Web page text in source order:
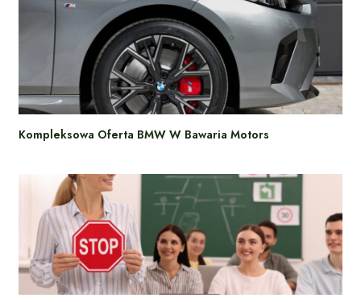
Kompleksowa Oferta BMW W Bawaria Motors